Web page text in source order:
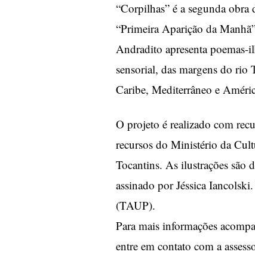
“Corpilhas” é a segunda
“Primeira Aparição da
Andradito apresenta
sensorial, das margens do rio
Caribe, Mediterrâneo e
O projeto é realizado com
recursos do Ministério da
Tocantins. As ilustrações são
assinado por Jéssica
(TAUP).
Para mais informações
entre em contato com a